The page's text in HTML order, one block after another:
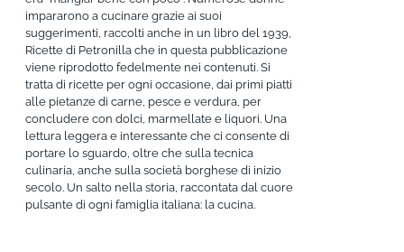
impararono a cucinare grazie ai suoi
suggerimenti, raccolti anche in un libro del 1939,
Ricette di Petronilla che in questa pubblicazione
viene riprodotto fedelmente nei contenuti. Si
tratta di ricette per ogni occasione, dai primi piatti
alle pietanze di carne, pesce e verdura, per
concludere con dolci, marmellate e liquori. Una
lettura leggera e interessante che ci consente di
portare lo sguardo, oltre che sulla tecnica
culinaria, anche sulla società borghese di inizio
secolo. Un salto nella storia, raccontata dal cuore
pulsante di ogni famiglia italiana: la cucina.